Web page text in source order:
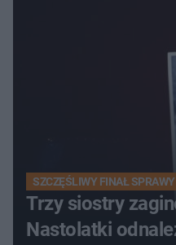
SZCZĘŚLIWY FINAŁ SPRAWY
Trzy siostry
Nastolatki